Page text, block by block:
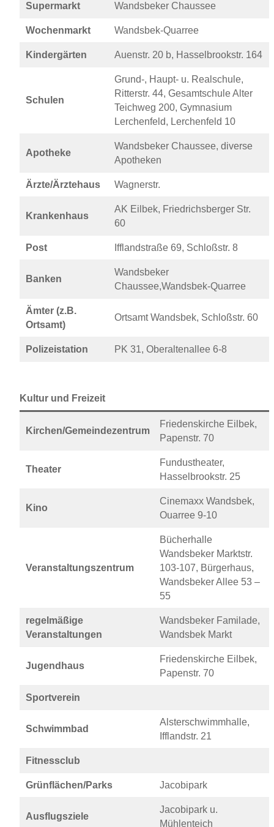
Supermarkt Wandsbeker Chaussee
Wochenmarkt Wandsbek-Quarree
Kindergärten Auenstr. 20 b, Hasselbrookstr. 164
Schulen
Grund-, Haupt- u. Realschule,
Ritterstr. 44, Gesamtschule Alter
Teichweg 200, Gymnasium
Lerchenfeld, Lerchenfeld 10
Apotheke
Wandsbeker Chaussee, diverse
Apotheken
Ärzte/Ärztehaus Wagnerstr.
Krankenhaus
AK Eilbek, Friedrichsberger Str.
60
Post Ifflandstraße 69, Schloßstr. 8
Banken
Wandsbeker
Chaussee,Wandsbek-Quarree
Ämter (z.B.
Ortsamt)
Ortsamt Wandsbek, Schloßstr. 60
Polizeistation PK 31, Oberaltenallee 6-8
Kultur und Freizeit
Kirchen/Gemeindezentrum
Friedenskirche Eilbek,
Papenstr. 70
Theater
Fundustheater,
Hasselbrookstr. 25
Kino
Cinemaxx Wandsbek,
Ouarree 9-10
Veranstaltungszentrum
Bücherhalle
Wandsbeker Marktstr.
103-107, Bürgerhaus,
Wandsbeker Allee 53 –
55
regelmäßige
Veranstaltungen
Wandsbeker Familade,
Wandsbek Markt
Jugendhaus
Friedenskirche Eilbek,
Papenstr. 70
Sportverein
Schwimmbad
Alsterschwimmhalle,
Ifflandstr. 21
Fitnessclub
Grünflächen/Parks Jacobipark
Ausflugsziele
Jacobipark u.
Mühlenteich